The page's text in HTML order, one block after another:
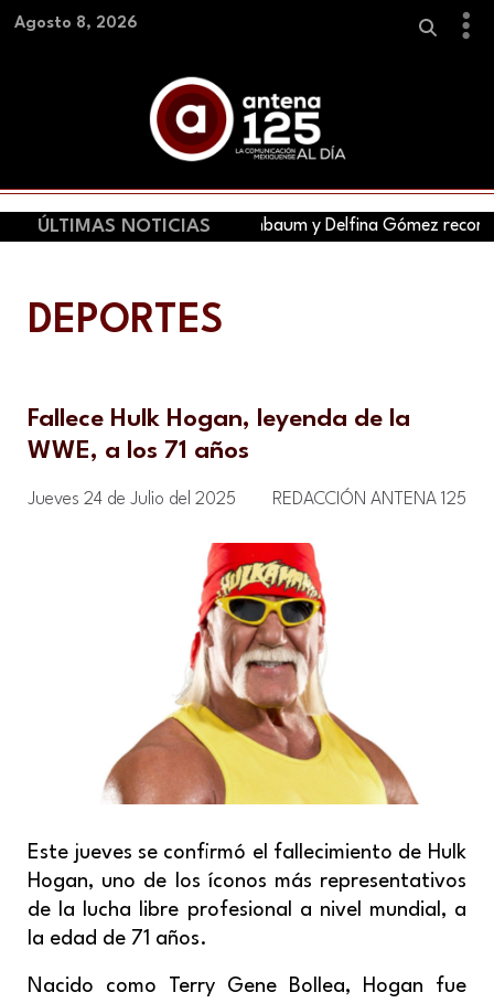
Agosto 8, 2026
ÚLTIMAS NOTICIASClaudia Sheinbaum y Delfina Gómez
DEPORTES
Fallece Hulk Hogan, leyenda de la
WWE, a los 71 años
Jueves 24 de Julio del 2025 REDACCIÓN ANTENA 125
Este jueves se confirmó el fallecimiento de Hulk
Hogan, uno de los íconos más representativos
de la lucha libre profesional a nivel mundial, a
la edad de 71 años.
Nacido como Terry Gene Bollea, Hogan fue